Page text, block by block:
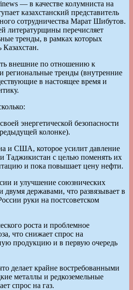
— в качестве колумниста на
казахстанский представитель
сотрудничества Марат Шибутов.
литературщины перечисляет
тренды, в рамках которых
внешние по отношению к
региональные тренды (внутренние
в настоящее время и
энергетической безопасности
колонке).
и США, которое усилит давление
с целью поменять их
и пока повышает цену нефти.
и улучшение союзнических
державами, что развязывает в
руки на постсоветском
роста и проблемное
что снижает спрос на
продукцию и в первую очередь
делает крайне востребованными
металлы и редкоземельные
спрос на газ.